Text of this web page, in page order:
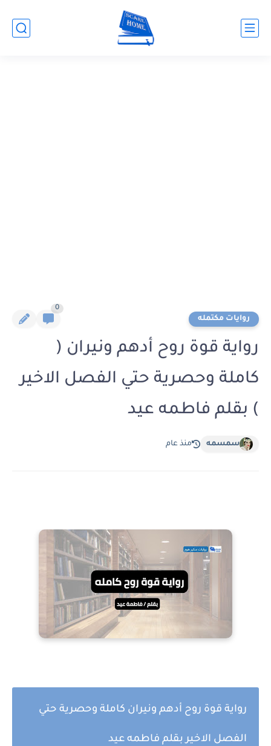
روايات مكتمله
0
رواية قوة روح أدهم ونيران (
كاملة وحصرية حتي الفصل الاخير
) بقلم فاطمه عيد
سمسمه منذ عام
رواية قوة روح أدهم ونيران كاملة وحصرية حتي
الفصل الاخير بقلم فاطمه عيد